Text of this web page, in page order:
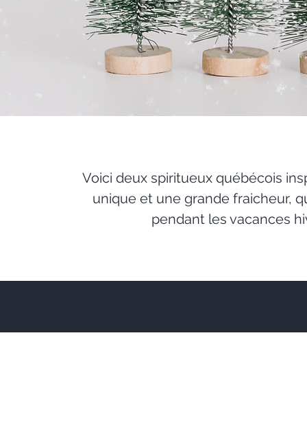
Voici deux spiritueux québécois
unique et une grande fraicheur,
pendant les vacances